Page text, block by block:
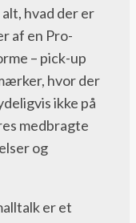
hvad der er
af en Pro-
– pick-up
hvor der
ikke på
medbragte
og
er et